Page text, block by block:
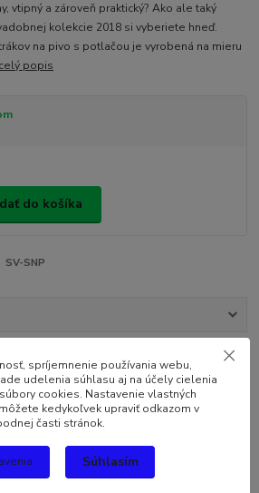
vtipný a zároveň praktický? Ako ale taký
kolekcie 2018 si vyberiete hneď.
na pivo s potlačou je vyrobená na mieru
celý popis
do košíka
SV-SNP
je ľahká úloha. A aký by mal vlastne byť
Originálny, vtipný a zároveň praktický?
spríjemnenie používania webu,
udelenia súhlasu aj na účely cielenia
cookies. Nastavenie vlastných
kedykoľvek upraviť odkazom v
časti stránok.
Súhlasím